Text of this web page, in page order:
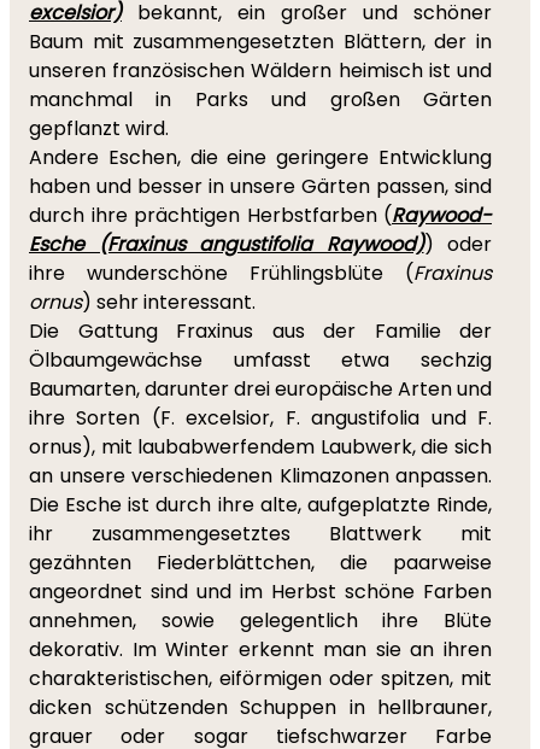
excelsior)bekannt, ein großer und schöner
Baum mit zusammengesetzten Blättern, der in
unseren französischen Wäldern heimisch ist und
manchmal in Parks und großen Gärten
gepflanzt wird.
Andere Eschen, die eine geringere Entwicklung
haben und besser in unsere Gärten passen, sind
durch ihre prächtigen Herbstfarben (Raywood-
Esche (Fraxinus angustifolia Raywood)) oder
ihre wunderschöne Frühlingsblüte (Fraxinus
ornus) sehr interessant.
Die Gattung Fraxinus aus der Familie der
Ölbaumgewächse umfasst etwa sechzig
Baumarten, darunter drei europäische Arten und
ihre Sorten (F. excelsior, F. angustifolia und F.
ornus), mit laubabwerfendem Laubwerk, die sich
an unsere verschiedenen Klimazonen anpassen.
Die Esche ist durch ihre alte, aufgeplatzte Rinde,
ihr zusammengesetztes Blattwerk mit
gezähnten Fiederblättchen, die paarweise
angeordnet sind und im Herbst schöne Farben
annehmen, sowie gelegentlich ihre Blüte
dekorativ. Im Winter erkennt man sie an ihren
charakteristischen, eiförmigen oder spitzen, mit
dicken schützenden Schuppen in hellbrauner,
grauer oder sogar tiefschwarzer Farbe